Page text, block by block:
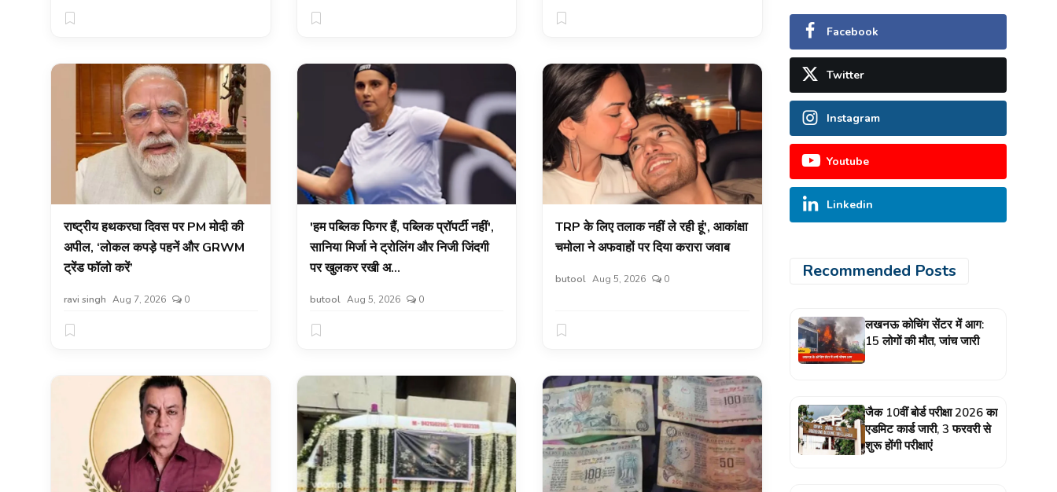
Hindi
राष्ट्रीय हथकरघा दिवस पर PM मोदी की
अपील, ‘लोकल कपड़े पहनें और GRWM
ट्रेंड फॉलो करें’
ravi singh Aug 7, 2026 0
'हम पब्लिक फिगर हैं, पब्लिक प्रॉपर्टी नहीं',
सानिया मिर्जा ने ट्रोलिंग और निजी जिंदगी
पर खुलकर रखी अ...
butool Aug 5, 2026 0
TRP के लिए तलाक नहीं ले रही हूं', आकांक्षा
चमोला ने अफवाहों पर दिया करारा जवाब
butool Aug 5, 2026 0
Facebook
Twitter
Instagram
Youtube
Linkedin
Recommended Posts
लखनऊ कोचिंग सेंटर में आग:
15 लोगों की मौत, जांच जारी
जैक 10वीं बोर्ड परीक्षा 2026 का
एडमिट कार्ड जारी, 3 फरवरी से
शुरू होंगी परीक्षाएं